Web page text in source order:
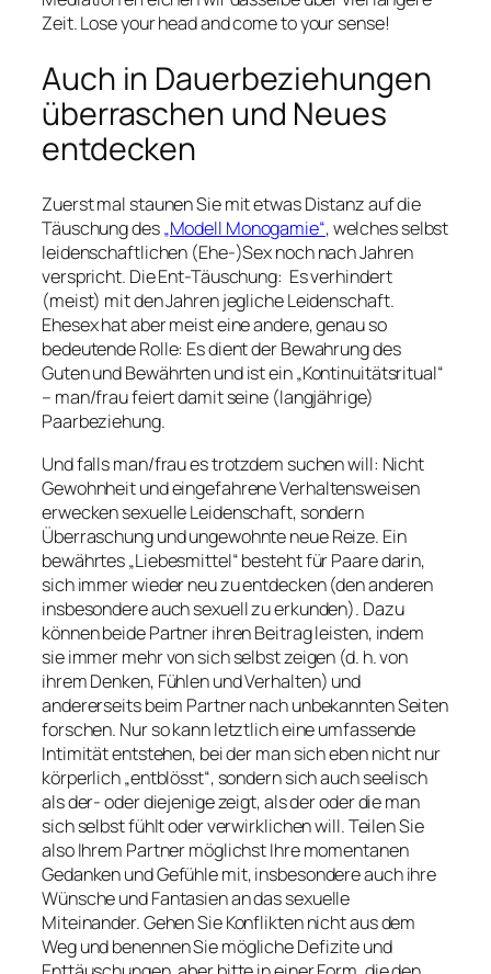
Zeit. Lose your head and come to your sense!
Auch in Dauerbeziehungen
überraschen und Neues
entdecken
Zuerst mal staunen Sie mit etwas Distanz auf die
Täuschung des„Modell Monogamie“, welches selbst
leidenschaftlichen (Ehe-)Sex noch nach Jahren
verspricht. Die Ent-Täuschung: Es verhindert
(meist) mit den Jahren jegliche Leidenschaft.
Ehesex hat aber meist eine andere, genau so
bedeutende Rolle: Es dient der Bewahrung des
Guten und Bewährten und ist ein „Kontinuitätsritual“
– man/frau feiert damit seine (langjährige)
Paarbeziehung.
Und falls man/frau es trotzdem suchen will: Nicht
Gewohnheit und eingefahrene Verhaltensweisen
erwecken sexuelle Leidenschaft, sondern
Überraschung und ungewohnte neue Reize. Ein
bewährtes „Liebesmittel“ besteht für Paare darin,
sich immer wieder neu zu entdecken (den anderen
insbesondere auch sexuell zu erkunden). Dazu
können beide Partner ihren Beitrag leisten, indem
sie immer mehr von sich selbst zeigen (d. h. von
ihrem Denken, Fühlen und Verhalten) und
andererseits beim Partner nach unbekannten Seiten
forschen. Nur so kann letztlich eine umfassende
Intimität entstehen, bei der man sich eben nicht nur
körperlich „entblösst“, sondern sich auch seelisch
als der- oder diejenige zeigt, als der oder die man
sich selbst fühlt oder verwirklichen will. Teilen Sie
also Ihrem Partner möglichst Ihre momentanen
Gedanken und Gefühle mit, insbesondere auch ihre
Wünsche und Fantasien an das sexuelle
Miteinander. Gehen Sie Konflikten nicht aus dem
Weg und benennen Sie mögliche Defizite und